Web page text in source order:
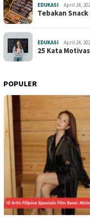
EDUKASI April 24,
Tebakan
EDUKASI April 24,
25 Kata
POPULER